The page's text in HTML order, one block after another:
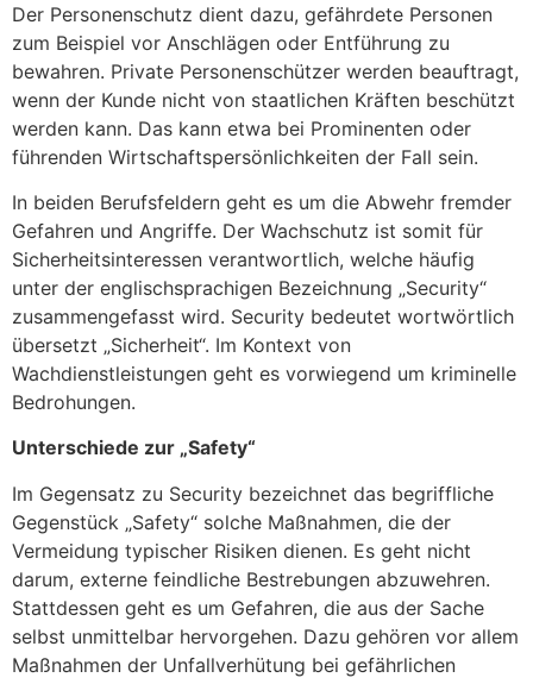
Der Personenschutz dient dazu, gefährdete Personen
zum Beispiel vor Anschlägen oder Entführung zu
bewahren. Private Personenschützer werden beauftragt,
wenn der Kunde nicht von staatlichen Kräften beschützt
werden kann. Das kann etwa bei Prominenten oder
führenden Wirtschaftspersönlichkeiten der Fall sein.
In beiden Berufsfeldern geht es um die Abwehr fremder
Gefahren und Angriffe. Der Wachschutz ist somit für
Sicherheitsinteressen verantwortlich, welche häufig
unter der englischsprachigen Bezeichnung „Security“
zusammengefasst wird. Security bedeutet wortwörtlich
übersetzt „Sicherheit“. Im Kontext von
Wachdienstleistungen geht es vorwiegend um kriminelle
Bedrohungen.
Unterschiede zur „Safety“
Im Gegensatz zu Security bezeichnet das begriffliche
Gegenstück „Safety“ solche Maßnahmen, die der
Vermeidung typischer Risiken dienen. Es geht nicht
darum, externe feindliche Bestrebungen abzuwehren.
Stattdessen geht es um Gefahren, die aus der Sache
selbst unmittelbar hervorgehen. Dazu gehören vor allem
Maßnahmen der Unfallverhütung bei gefährlichen